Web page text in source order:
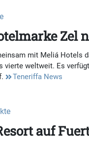
Zel
mit Meliá
vierte weltweit. Es
Teneriffa News
auf